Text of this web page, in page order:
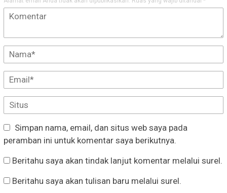
Simpan nama, email, dan situs web saya pada
peramban ini untuk komentar saya berikutnya.
Beritahu saya akan tindak lanjut komentar melalui surel.
Beritahu saya akan tulisan baru melalui surel.